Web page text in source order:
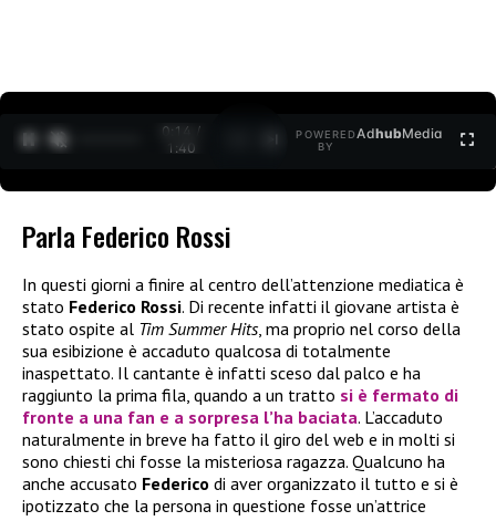
0:15 /
1:40
POWERED
BY
AdhubMedia
Parla Federico Rossi
In questi giorni a finire al centro dell’attenzione mediatica è
stato Federico Rossi. Di recente infatti il giovane artista è
stato ospite al Tim Summer Hits, ma proprio nel corso della
sua esibizione è accaduto qualcosa di totalmente
inaspettato. Il cantante è infatti sceso dal palco e ha
raggiunto la prima fila, quando a un tratto si è fermato di
fronte a una fan e a sorpresa l’ha baciata. L’accaduto
naturalmente in breve ha fatto il giro del web e in molti si
sono chiesti chi fosse la misteriosa ragazza. Qualcuno ha
anche accusato Federico di aver organizzato il tutto e si è
ipotizzato che la persona in questione fosse un’attrice